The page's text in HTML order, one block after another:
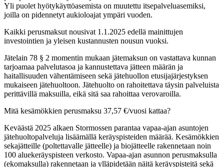
Yli puolet hyötykäyttöasemista on muutettu itsepalveluasemiksi,
joilla on pidennetyt aukioloajat ympäri vuoden.
Kaikki perusmaksut nousivat 1.1.2025 edellä mainittujen
investointien ja yleisen kustannusten nousun vuoksi.
Jätelain 78 § 2 momentin mukaan jätemaksun on vastattava kunnan
tarjoamaa palvelutasoa ja kannustettava jätteen määrän ja
haitallisuuden vähentämiseen sekä jätehuollon etusijajärjestyksen
mukaiseen jätehuoltoon. Jätehuolto on rahoitettava täysin palveluista
perittävillä maksuilla, eikä sitä saa rahoittaa verovaroilla.
Mitä kesämökkien perusmaksu 37,57 €/vuosi kattaa?
Keväästä 2025 alkaen Stormossen parantaa vapaa-ajan asuntojen
jätehuoltopalveluja lisäämällä keräyspisteiden määrää. Kesämökkien
sekajätteille (poltettavalle jätteelle) ja biojätteelle rakennetaan noin
100 aluekeräyspisteen verkosto. Vapaa-ajan asunnon perusmaksulla
(ekomaksulla) rakennetaan ja ylläpidetään näitä keräyspisteitä sekä